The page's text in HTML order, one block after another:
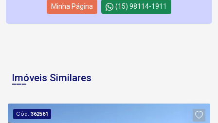
Minha Página (15) 98114-1911
Imóveis Similares
Cód.362561